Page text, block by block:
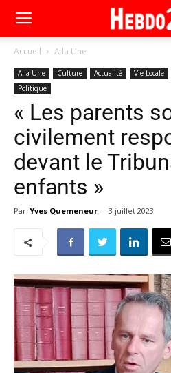
Accueil A la Une
A la Une Culture Actualité Vie Locale
Politique
« Les parents
civilement
devant le
enfants »
Par Yves Quemeneur - 3 juillet 2023